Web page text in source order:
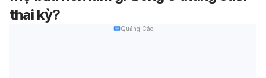
thai kỳ?
Quảng Cáo